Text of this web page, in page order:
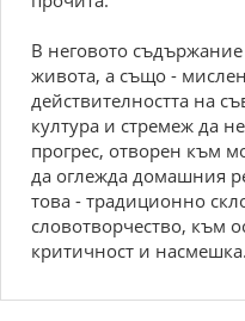
В неговото съдържание
живота, а също -
действителността на
култура и стремеж да
прогрес, отворен към
да оглежда домашния
това - традиционно
словотворчество, към
критичност и насмешка.